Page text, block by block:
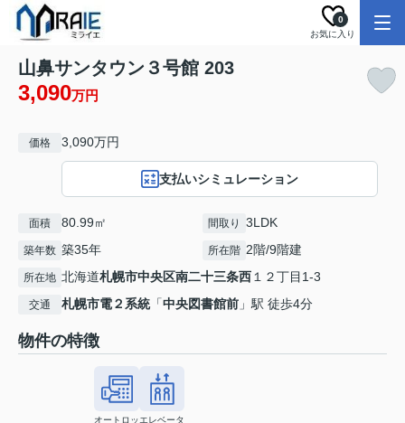
お気に入り
0
山鼻サンタウン３号館 203
3,090万円
価格 3,090万円
支払いシミュレーション
面積 80.99㎡ 間取り 3LDK
築年数 築35年 所在階 2階/9階建
所在地 北海道札幌市中央区南二十三条西 １２丁目1-3
交通 札幌市電２系統「中央図書館前 」駅 徒歩4分
物件の特徴
オートロッエレベータ